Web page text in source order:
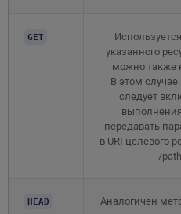
GET
указанного
можно также
В этом случае
следует
передавать
в URI целевого
/
HEAD
Аналогичен